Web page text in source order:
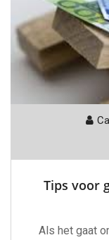
Tips voor
Als het gaat